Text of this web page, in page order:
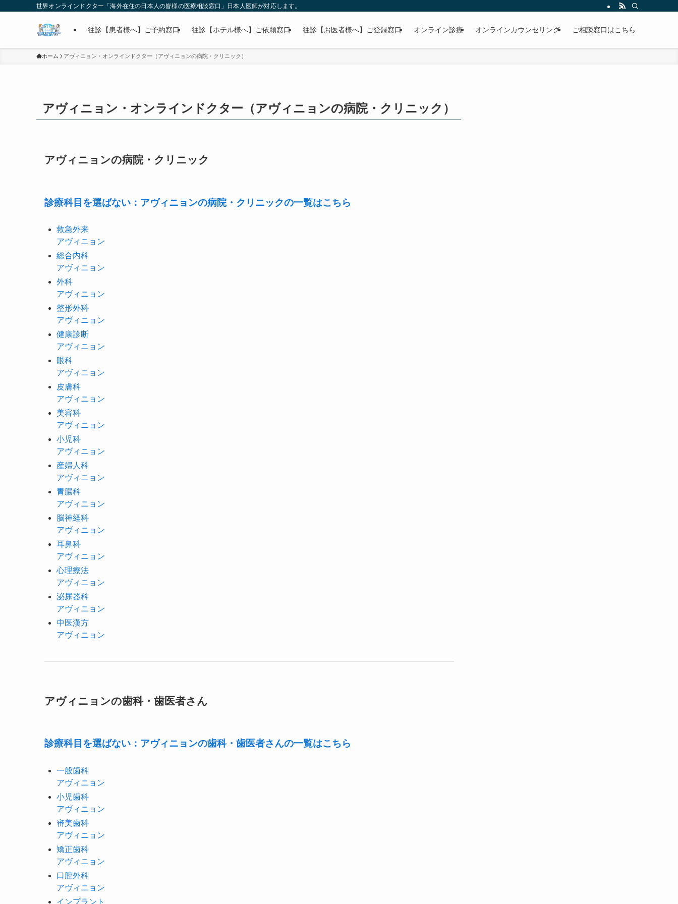
世界オンラインドクター「海外在住の日本人の皆様の医療相談窓口」日本人医師が対応します。
往診【患者様へ】ご予約窓口 往診【ホテル様へ】ご依頼窓口 往診【お医者様へ】ご登録窓口 オンライン診療 オンラインカウンセリング ご相談窓口はこちら
ホーム アヴィニョン・オンラインドクター（アヴィニョンの病院・クリニック）
アヴィニョン・オンラインドクター（アヴィニョンの病院・クリニック）
アヴィニョンの病院・クリニック
診療科目を選ばない：アヴィニョンの病院・クリニックの一覧はこちら
救急外来
アヴィニョン
総合内科
アヴィニョン
外科
アヴィニョン
整形外科
アヴィニョン
健康診断
アヴィニョン
眼科
アヴィニョン
皮膚科
アヴィニョン
美容科
アヴィニョン
小児科
アヴィニョン
産婦人科
アヴィニョン
胃腸科
アヴィニョン
脳神経科
アヴィニョン
耳鼻科
アヴィニョン
心理療法
アヴィニョン
泌尿器科
アヴィニョン
中医漢方
アヴィニョン
アヴィニョンの歯科・歯医者さん
診療科目を選ばない：アヴィニョンの歯科・歯医者さんの一覧はこちら
一般歯科
アヴィニョン
小児歯科
アヴィニョン
審美歯科
アヴィニョン
矯正歯科
アヴィニョン
口腔外科
アヴィニョン
インプラント